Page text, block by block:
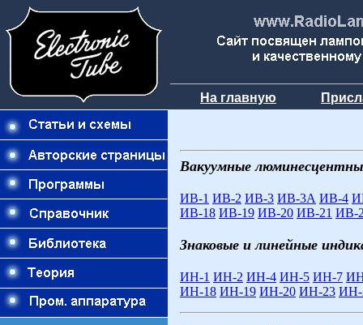
На главную
Вакуумные
ИВ-1 ИВ-2 ИВ-3 ИВ-3А ИВ-4
ИВ-18 ИВ-19 ИВ-20 ИВ-21 ИВ-
Знаковые и линейные
ИН-1 ИН-2 ИН-4 ИН-5 ИН-7
ИН-18 ИН-19 ИН-20 ИН-23 ИН-